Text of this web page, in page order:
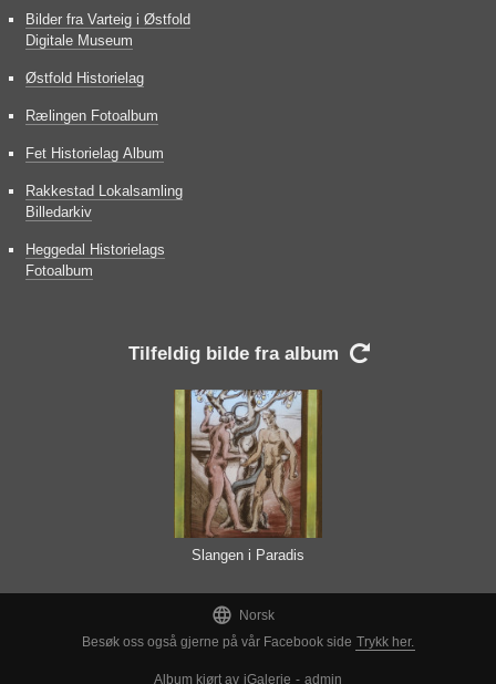
Bilder fra Varteig i Østfold
Digitale Museum
Østfold Historielag
Rælingen Fotoalbum
Fet Historielag Album
Rakkestad Lokalsamling
Billedarkiv
Heggedal Historielags
Fotoalbum
Tilfeldig bilde fra album 
Slangen i Paradis

Norsk
Besøk oss også gjerne på vår Facebook side Trykk her.
Album kjørt av iGalerie - admin